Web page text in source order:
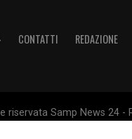
CONTATTI REDAZIONE
riservata Samp News 24